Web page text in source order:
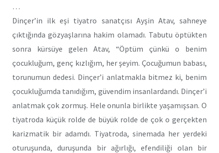
…
Dinçer’in ilk eşi tiyatro sanatçısı Ayşin Atav, sahneye
çıktığında gözyaşlarına hakim olamadı. Tabutu öptükten
sonra kürsüye gelen Atav, “Öptüm çünkü o benim
çocukluğum, genç kızlığım, her şeyim. Çocuğumun babası,
torunumun dedesi. Dinçer’i anlatmakla bitmez ki, benim
çocukluğumda tanıdığım, güvendim insanlardandı. Dinçer’i
anlatmak çok zormuş. Hele onunla birlikte yaşamışsan. O
tiyatroda küçük rolde de büyük rolde de çok o gerçekten
karizmatik bir adamdı. Tiyatroda, sinemada her yerdeki
oturuşunda, duruşunda bir ağırlığı, efendiliği olan bir